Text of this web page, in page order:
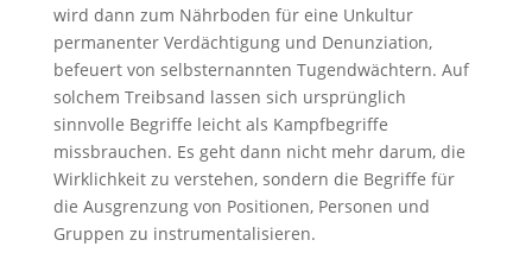
wird dann zum Nährboden für eine Unkultur
permanenter Verdächtigung und Denunziation,
befeuert von selbsternannten Tugendwächtern. Auf
solchem Treibsand lassen sich ursprünglich
sinnvolle Begriffe leicht als Kampfbegriffe
missbrauchen. Es geht dann nicht mehr darum, die
Wirklichkeit zu verstehen, sondern die Begriffe für
die Ausgrenzung von Positionen, Personen und
Gruppen zu instrumentalisieren.